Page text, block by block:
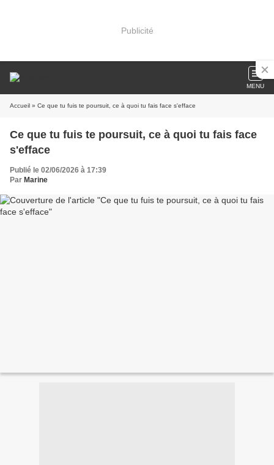
Publicité
MENU
Accueil » Ce que tu fuis te poursuit, ce à quoi tu fais face s'efface
Ce que tu fuis te poursuit, ce à quoi tu fais face
s'efface
Publié le 02/06/2026 à 17:39
Par Marine